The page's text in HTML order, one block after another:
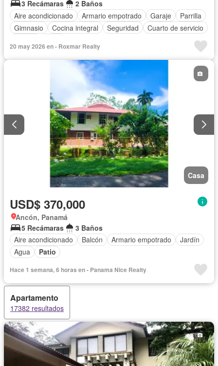
3 Recámaras
2 Baños
Aire acondicionado
Armario empotrado Garaje
Parrilla
Gimnasio
Cocina integral Seguridad
Cuarto de servicio
20 may 2026 en - Roxmar Realty
Casa
USD$ 370,000
Ancón, Panamá
5 Recámaras
3 Baños
Aire acondicionado
Balcón Armario empotrado
Jardín
Agua
Patio
Hace 1 semana, 6 horas en - Panama Nice Realty
Apartamento
17382 resultados